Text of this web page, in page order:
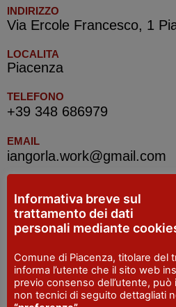
INDIRIZZO
Via Ercole Francesco, 1
LOCALITA
Piacenza
TELEFONO
+39 348 686979
EMAIL
iangorla.work@gmail.com
IAT R Piacenza
Piazza Cavalli, 7 - Piacenza
SITO WEB
visitpiacenza.it/piacenza/
Informativa breve sul
trattamento dei dati
personali mediante
Comune di Piacenza, titolare del
informa l’utente che il sito web
previo consenso dell’utente,
non tecnici di seguito dettagliati